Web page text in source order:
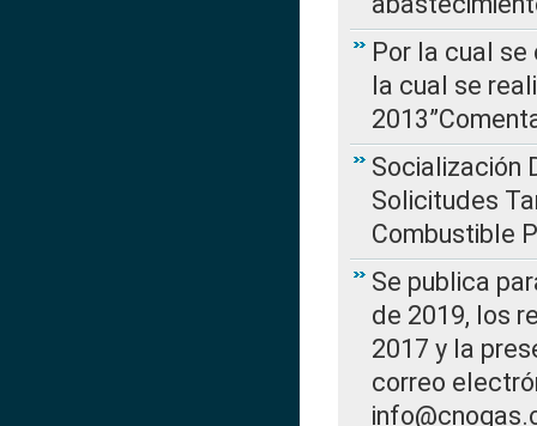
Por la cual se
la cual se
Socialización
Solicitudes
Combustible
Se publica
de 2019, los
2017 y la
correo